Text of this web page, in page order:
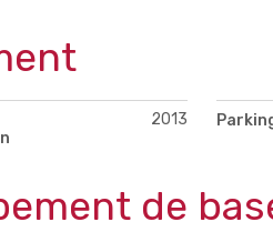
2013
de